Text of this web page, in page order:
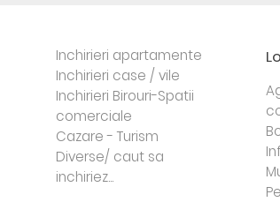
Inchirieri apartamente
Inchirieri case / vile
Inchirieri Birouri-Spatii
comerciale
Cazare - Turism
Diverse/ caut sa
inchiriez...